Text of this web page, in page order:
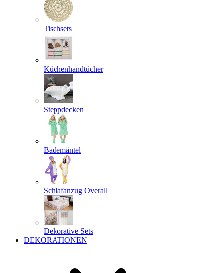
Tischsets
Küchenhandtücher
Steppdecken
Bademäntel
Schlafanzug Overall
Dekorative Sets
DEKORATIONEN